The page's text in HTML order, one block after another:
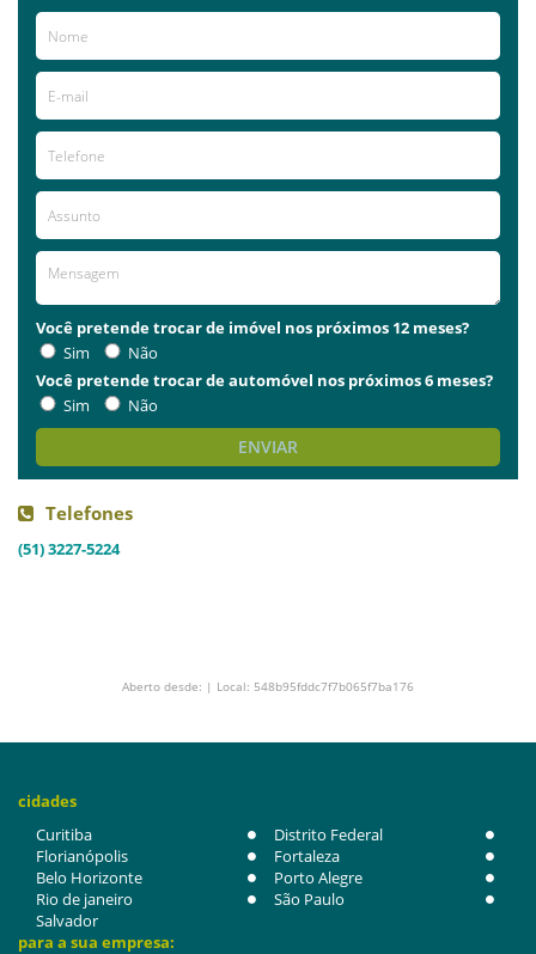
Você pretende trocar de imóvel nos próximos 12 meses?
Sim
Não
Você pretende trocar de automóvel nos próximos 6 meses?
Sim
Não
ENVIAR
Telefones
(51) 3227-5224
Aberto desde: | Local: 548b95fddc7f7b065f7ba176
cidades
Curitiba
Distrito Federal
Florianópolis
Fortaleza
Belo Horizonte
Porto Alegre
Rio de janeiro
São Paulo
Salvador
para a sua empresa: